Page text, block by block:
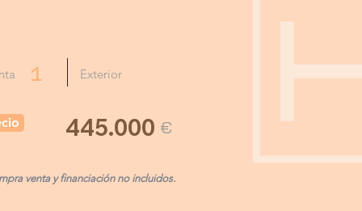
1 Exterior
445.000 €
venta y financiación no incluidos.